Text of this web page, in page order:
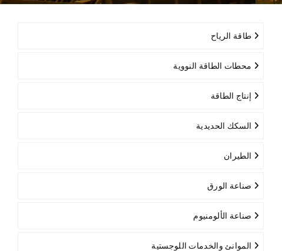
طاقة الرياح
محطات الطاقة النووية
إنتاج الطاقة
السكك الحديدية
الطيران
صناعة الورق
صناعة الألومنيوم
الموانئ والخدمات اللوجستية